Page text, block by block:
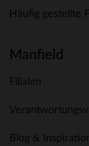
Häufig gestellte
Manfield
Filialen
Blog &